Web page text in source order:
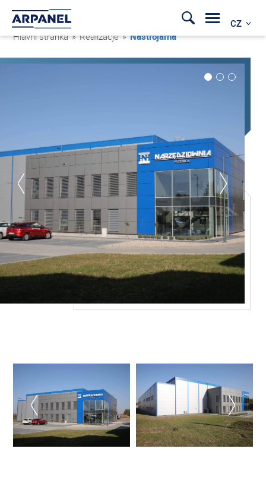
CZ
Hlavní stránka » Realizacje »Nástrojárna